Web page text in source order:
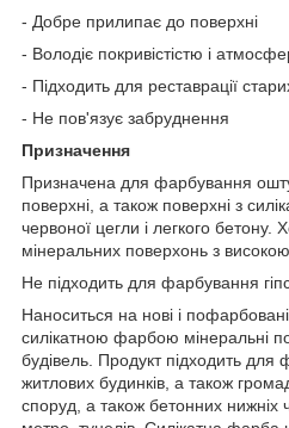
- Добре прилипає до поверхні
- Володіє покривістістю і
- Підходить для реставрації
- Не пов'язує забруднення
Призначення
Призначена для фарбування
поверхні, а також поверхні з
червоної цегли і легкого
мінеральних поверхонь з високою
Не підходить для фарбування
Наноситься на нові і
силікатною фарбою мінеральні
будівель. Продукт підходить
житлових будинків, а також
споруд, а також бетонних нижніх